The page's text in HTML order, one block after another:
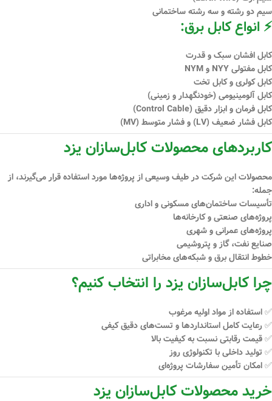
سیم دو رشته و سه رشته ساختمانی
⚡ انواع کابل برق:
کابل افشان سبک و قدرت
کابل مفتولی NYY و NYM
کابل کولری و کابل تخت
کابل آلومینیومی (خودنگهدار و زمینی)
کابل فرمان و ابزار دقیق (Control Cable)
کابل فشار ضعیف (LV) و فشار متوسط (MV)
کاربردهای محصولات کابل‌سازان یزد
محصولات این شرکت در طیف وسیعی از پروژه‌ها مورد استفاده قرار می‌گیرند، از
جمله:
تأسیسات ساختمان‌های مسکونی و اداری
پروژه‌های صنعتی و کارخانه‌ها
پروژه‌های عمرانی و شهری
صنایع نفت، گاز و پتروشیمی
خطوط انتقال برق و شبکه‌های مخابراتی
چرا کابل‌سازان یزد را انتخاب کنیم؟
✅ استفاده از مواد اولیه مرغوب
✅ رعایت کامل استانداردها و تست‌های دقیق کیفی
✅ قیمت رقابتی نسبت به کیفیت بالا
✅ تولید داخلی با تکنولوژی روز
✅ امکان تأمین سفارشات پروژه‌ای
خرید محصولات کابل‌سازان یزد